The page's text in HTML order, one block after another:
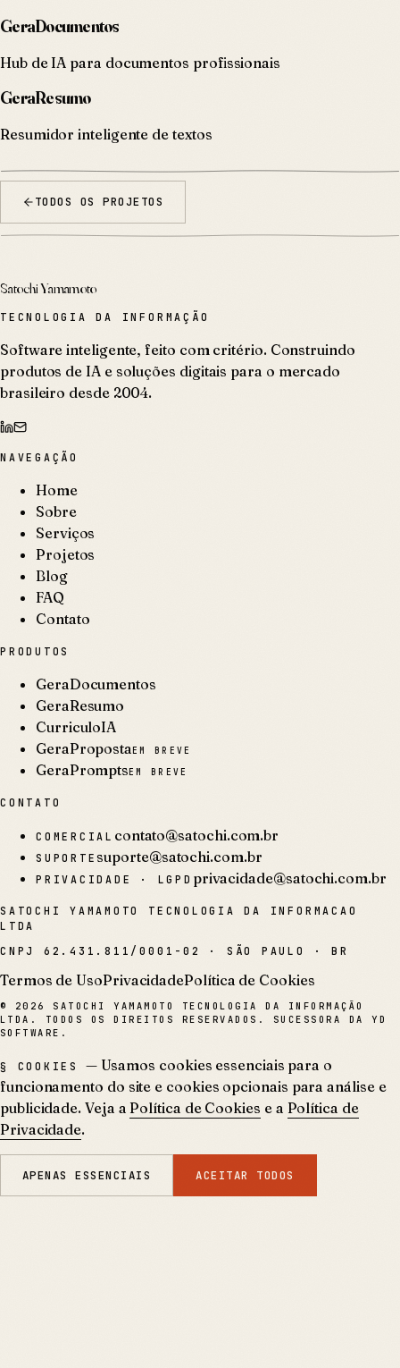
GeraDocumentos
Hub de IA para documentos profissionais
GeraResumo
Resumidor inteligente de textos
TODOS OS PROJETOS
Satochi Yamamoto
TECNOLOGIA DA INFORMAÇÃO
Software inteligente, feito com critério. Construindo
produtos de IA e soluções digitais para o mercado
brasileiro desde 2004.
NAVEGAÇÃO
Home
Sobre
Serviços
Projetos
Blog
FAQ
Contato
PRODUTOS
GeraDocumentos
GeraResumo
CurriculoIA
GeraPropostaEM BREVE
GeraPromptsEM BREVE
CONTATO
COMERCIAL contato@satochi.com.br
SUPORTEsuporte@satochi.com.br
PRIVACIDADE · LGPD privacidade@satochi.com.br
SATOCHI YAMAMOTO TECNOLOGIA DA INFORMACAO
LTDA
CNPJ 62.431.811/0001-02 · SÃO PAULO · BR
Termos de UsoPrivacidadePolítica de Cookies
© 2026
SATOCHI YAMAMOTO TECNOLOGIA DA INFORMAÇÃO
LTDA. TODOS OS DIREITOS RESERVADOS. SUCESSORA DA YD
SOFTWARE.
§ COOKIES
— Usamos cookies essenciais para o
funcionamento do site e cookies opcionais para análise e
publicidade. Veja a Política de Cookies e a Política de
Privacidade.
APENAS ESSENCIAIS ACEITAR TODOS